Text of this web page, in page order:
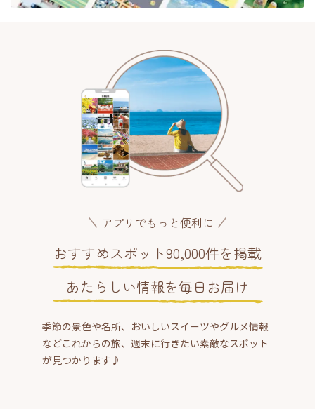
アプリでもっと便利に
おすすめスポット90,000件を掲載
あたらしい情報を毎日お届け
季節の景色や名所、おいしいスイーツやグルメ情報
などこれからの旅、週末に行きたい素敵なスポット
が見つかります♪